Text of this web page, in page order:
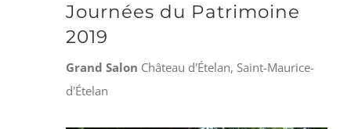
Journées du Patrimoine
2019
Grand Salon Château d'Ételan, Saint-Maurice-
d'Ételan